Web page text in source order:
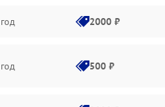
2000 ₽
500 ₽